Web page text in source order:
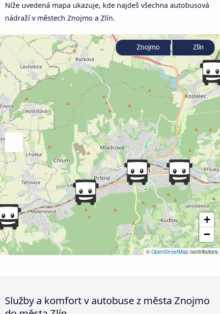
Níže uvedená mapa ukazuje, kde najdeš všechna autobusová
nádraží v městech Znojmo a Zlín.
+
−
© OpenStreetMap contributors
Znojmo Zlín
Služby a komfort v autobuse z města Znojmo